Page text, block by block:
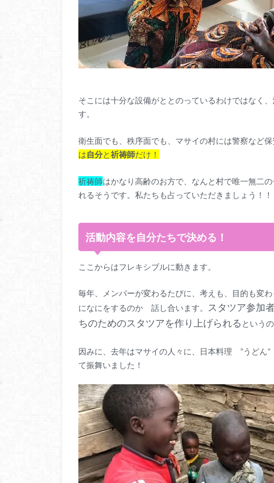
そこには十分な設備がととのっているわけではなく
す。
衛生面でも、秩序面でも、マサイの村には警察など保
は自分と祈祷師だけ！
祈祷師はかなり高齢のお方で、なんと村で唯一無二
れるそうです。私たちも占っていただきましょう！！
活動内容を自分たちで決める！
ここからはフレキシブルに動きます。
毎年、メンバーが変わるたびに、考えも、目的も変
になにをするのか 話し合います。
スタツア参加
ちのためのスタツアを作り上げられる という
因みに、去年はマサイの人々に、日本料理 ”うどん
て振舞いました！